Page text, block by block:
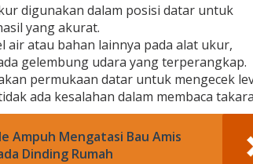
digunakan dalam posisi datar untuk
yang akurat.
air atau bahan lainnya pada alat ukur,
gelembung udara yang terperangkap.
permukaan datar untuk mengecek
ada kesalahan dalam membaca
Ampuh Mengatasi Bau Amis
Dinding Rumah